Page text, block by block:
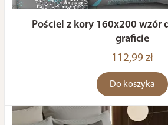
Pościel z kory 160x200 wzór
graficie
112,99 zł
Do koszyka